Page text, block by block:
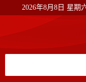
2026年8月8日 星期